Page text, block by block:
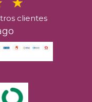
clientes